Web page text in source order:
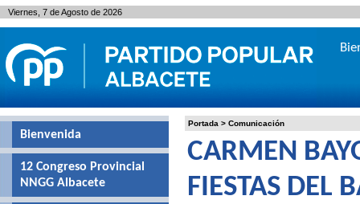
Portada > Comunicación
CARMEN
FIESTAS DEL
Bienvenida
12 Congreso Provincial
NNGG Albacete
Viernes, 7 de Agosto de 2026